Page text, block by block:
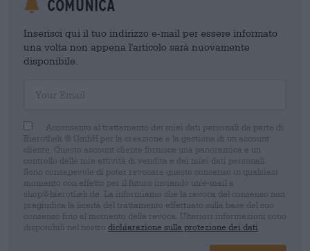
Comunica
Inserisci qui il tuo indirizzo e-mail per essere informato
una volta non appena l'articolo sarà nuovamente
disponibile.
Acconsento al trattamento dei miei dati personali da parte di
Bierothek ® GmbH per la creazione e la gestione di un account
cliente. Questo account cliente fornisce una panoramica e un
controllo delle mie attività di vendita e dei miei dati personali.
Sono consapevole di poter revocare questo consenso in qualsiasi
momento con effetto per il futuro inviando un'e-mail a
shop@bierothek.de. La informiamo che la revoca del consenso non
pregiudica la liceità del trattamento effettuato sulla base del suo
consenso fino al momento della revoca. Ulteriori informazioni sono
disponibili nel nostro dichiarazione sulla protezione dei dati